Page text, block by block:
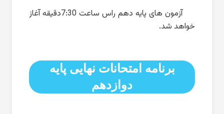
آزمون های پایه دهم راس ساعت 7:30دقیقه آغاز
خواهد شد.
برنامه امتحانات نهایی پایه
دوازدهم